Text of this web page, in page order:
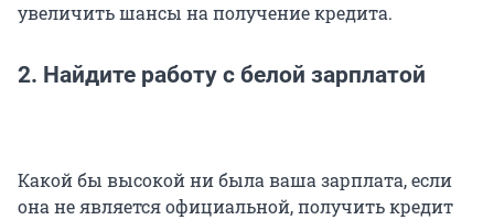
увеличить шансы на получение кредита.
2. Найдите работу с белой зарплатой
Какой бы высокой ни была ваша зарплата, если
она не является официальной, получить кредит